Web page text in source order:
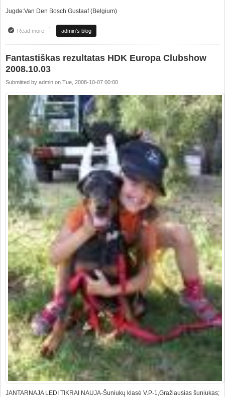
Jugde:Van Den Bosch Gustaaf (Belgium)
Read moreabout CACIB "Vilnius Autumn 2008"
admin's blog
Fantastiškas rezultatas HDK Europa Clubshow
2008.10.03
Submitted by admin on Tue, 2008-10-07 00:00
JANTARNAJA LEDI TIKRAI NAUJA-Šuniukų klasė V.P-1,Gražiausias šuniukas;